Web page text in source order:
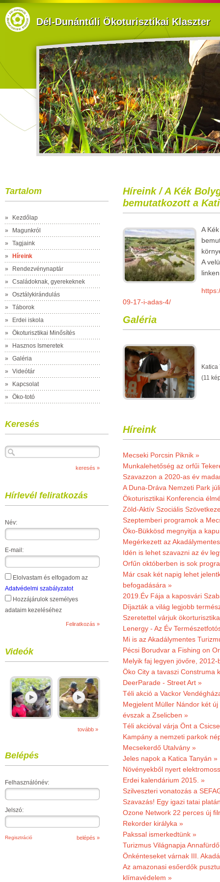
Dél-Dunántúli Ökoturisztikai Klaszter
Tartalom
»
Kezdőlap
»
Magunkról
»
Tagjaink
»
Híreink
»
Rendezvénynaptár
»
Családoknak, gyerekeknek
»
Osztálykirándulás
»
Táborok
»
Erdei iskola
»
Ökoturisztikai Minősítés
»
Hasznos Ismeretek
»
Galéria
»
Videótár
»
Kapcsolat
»
Öko-totó
Keresés
Hírlevél feliratkozás
Név:
E-mail:
Elolvastam és elfogadom az
Adatvédelmi szabályzatot
Hozzájárulok személyes
adataim kezeléséhez
Videók
tovább »
Belépés
Felhasználónév:
Jelszó:
Regisztráció
Híreink / A Kék
bemutatkozott a
A
A
09-17-i-adas-4/
Galéria
Katica
(11
Híreink
Mecseki Porcsin Piknik »
Munkalehetőség az orfűi
Szavazzon a 2020-as év
A Duna-Dráva Nemzeti Park
Ökoturisztikai Konferencia
Zöld-Aktív Szociális
Szeptemberi programok a
Öko-Bükkösd megnyitja a
Megérkezett az
Idén is lehet szavazni az év
Orfűn októberben is sok
Már csak két napig lehet
befogadására »
2019.Év Fája a kaposvári
Díjazták a világ legjobb
Szeretettel várjuk
Lenergy - Az Év
Mi is az Akadálymentes
Pécsi Borudvar a Fishing on
Melyik faj legyen jövőre,
Öko City a tavaszi Construma
DeerParade - Street Art »
Téli akció a Vackor
Megjelent Müller Nándor két
évszak a Zselicben »
Téli akcióval várja Önt a
Kampány a nemzeti parkok
Mecsekerdő Utalvány »
Jeles napok a Katica Tanyán »
Növényekből nyert
Erdei kalendárium 2015. »
Szilveszteri vonatozás a
Szavazás! Egy igazi tatai
Ozone Network 22 perces új
Rekorder királyka »
Pakssal ismerkedtünk »
Turizmus Világnapja
Önkénteseket várnak III.
Az amazonasi esőerdők
klímavédelem »